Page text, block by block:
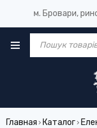
м. Бровари,
Главная › Каталог›